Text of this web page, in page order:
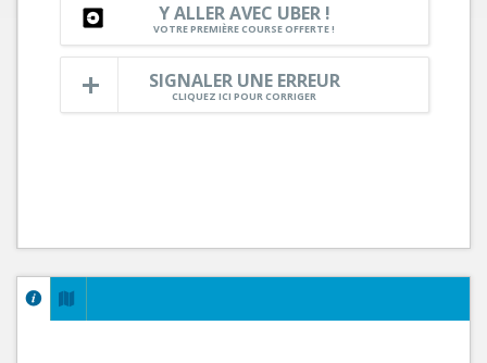
Y ALLER AVEC UBER !
VOTRE PREMIÈRE COURSE OFFERTE !
SIGNALER UNE ERREUR
CLIQUEZ ICI POUR CORRIGER